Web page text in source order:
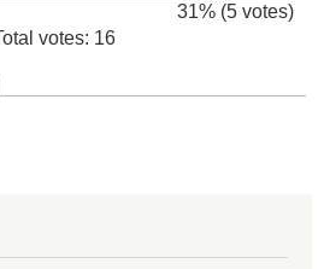
31% (5 votes)
votes: 16